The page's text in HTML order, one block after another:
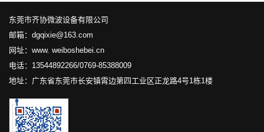
东莞市齐协微波设备有限公司
邮箱：dgqixie@163.com
网址：www. weiboshebei.cn
电话：13544892266/0769-85388009
地址：广东省东莞市长安镇霄边第四工业区正龙路4号1栋1楼